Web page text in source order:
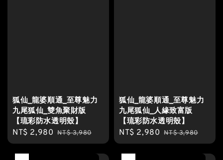
狐仙_龍婆順通_至尊魅力
九尾狐仙_雙魚聚財版
【琉彩防水透明殼】
Sale
price
NT$ 2,980 Regular
price
NT$ 3,980
狐仙_龍婆順通_至尊魅力
九尾狐仙_人緣致富版
【琉彩防水透明殼】
Sale
price
NT$ 2,980 Regular
price
NT$ 3,980